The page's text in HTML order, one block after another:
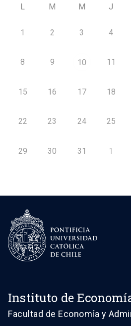
L M M J
1 2 3 4
8 9 10 11
15 16 17 18
22 23 24 25
29 30 31 1
Instituto de
Facultad de Economía y